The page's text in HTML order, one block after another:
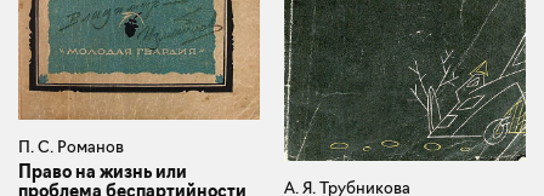
П. С. Романов
Право на жизнь или
А. Я. Трубникова